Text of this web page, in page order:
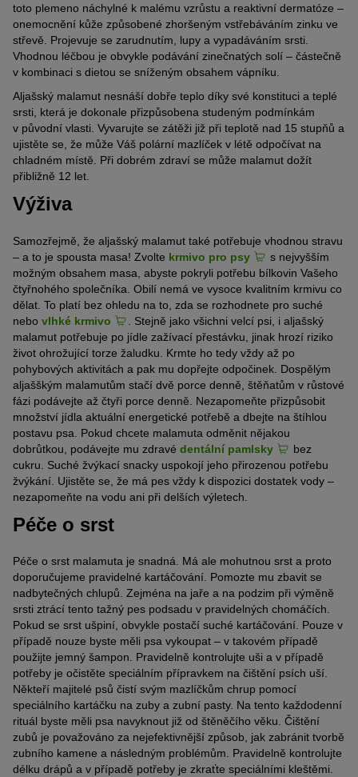
toto plemeno náchylné k malému vzrůstu a reaktivní dermatóze –
onemocnění kůže způsobené zhoršeným vstřebáváním zinku ve
střevě. Projevuje se zarudnutím, lupy a vypadáváním srsti.
Vhodnou léčbou je obvykle podávání zinečnatých solí – částečně
v kombinaci s dietou se sníženým obsahem vápníku.
Aljašský malamut nesnáší dobře teplo díky své konstituci a teplé
srsti, která je dokonale přizpůsobena studeným podmínkám
v původní vlasti. Vyvarujte se zátěži již při teplotě nad 15 stupňů a
ujistěte se, že může Váš polární mazlíček v létě odpočívat na
chladném místě. Při dobrém zdraví se může malamut dožít
přibližně 12 let.
Výživa
Samozřejmě, že aljašský malamut také potřebuje vhodnou stravu
– a to je spousta masa! Zvolte krmivo pro psy
s nejvyšším
možným obsahem masa, abyste pokryli potřebu bílkovin Vašeho
čtyřnohého společníka. Obilí nemá ve vysoce kvalitním krmivu co
dělat. To platí bez ohledu na to, zda se rozhodnete pro suché
nebo vlhké krmivo
. Stejně jako všichni velcí psi, i aljašský
malamut potřebuje po jídle zažívací přestávku, jinak hrozí riziko
život ohrožující torze žaludku. Krmte ho tedy vždy až po
pohybových aktivitách a pak mu dopřejte odpočinek. Dospělým
aljašškým malamutům stačí dvě porce denně, štěňatům v růstové
fázi podávejte až čtyři porce denně. Nezapomeňte přizpůsobit
množství jídla aktuální energetické potřebě a dbejte na štíhlou
postavu psa. Pokud chcete malamuta odměnit nějakou
dobrůtkou, podávejte mu zdravé dentální pamlsky
bez
cukru. Suché žvýkací snacky uspokojí jeho přirozenou potřebu
žvýkání. Ujistěte se, že má pes vždy k dispozici dostatek vody –
nezapomeňte na vodu ani při delších výletech.
Péče o srst
Péče o srst malamuta je snadná. Má ale mohutnou srst a proto
doporučujeme pravidelné kartáčování. Pomozte mu zbavit se
nadbytečných chlupů. Zejména na jaře a na podzim při výměně
srsti ztrácí tento tažný pes podsadu v pravidelných chomáčích.
Pokud se srst ušpiní, obvykle postačí suché kartáčování. Pouze v
případě nouze byste měli psa vykoupat – v takovém případě
použijte jemný šampon. Pravidelně kontrolujte uši a v případě
potřeby je očistěte speciálním přípravkem na čištění psích uší.
Někteří majitelé psů čistí svým mazlíčkům chrup pomocí
speciálního kartáčku na zuby a zubní pasty. Na tento každodenní
rituál byste měli psa navyknout již od štěněčího věku. Čištění
zubů je považováno za nejefektivnější způsob, jak zabránit tvorbě
zubního kamene a následným problémům. Pravidelně kontrolujte
délku drápů a v případě potřeby je zkraťte speciálními kleštěmi.